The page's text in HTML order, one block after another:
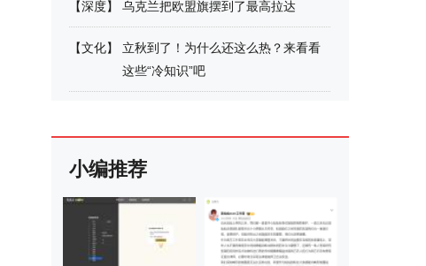
【深度】 乌克兰把欧盟旗摆到了最高拉达
【文化】
立秋到了！为什么还这么热？来看看
这些“冷知识”吧
小编推荐